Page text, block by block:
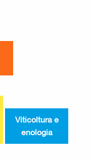
Viticoltura e
enologia